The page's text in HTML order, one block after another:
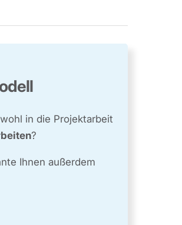
in die Projektarbeit
?
Ihnen außerdem